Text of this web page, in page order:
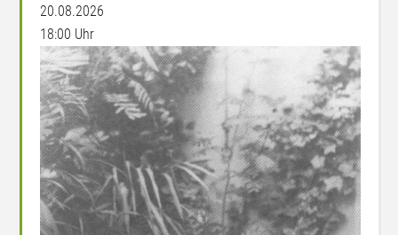
20.08.2026
18:00 Uhr